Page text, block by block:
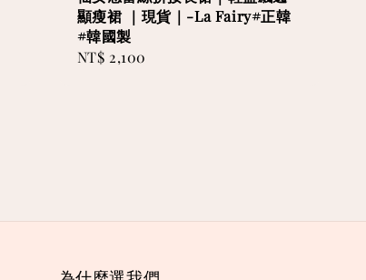
顯瘦裙 ｜現貨｜-La Fairy#正韓
#韓國製
Regular
NT$ 2,100